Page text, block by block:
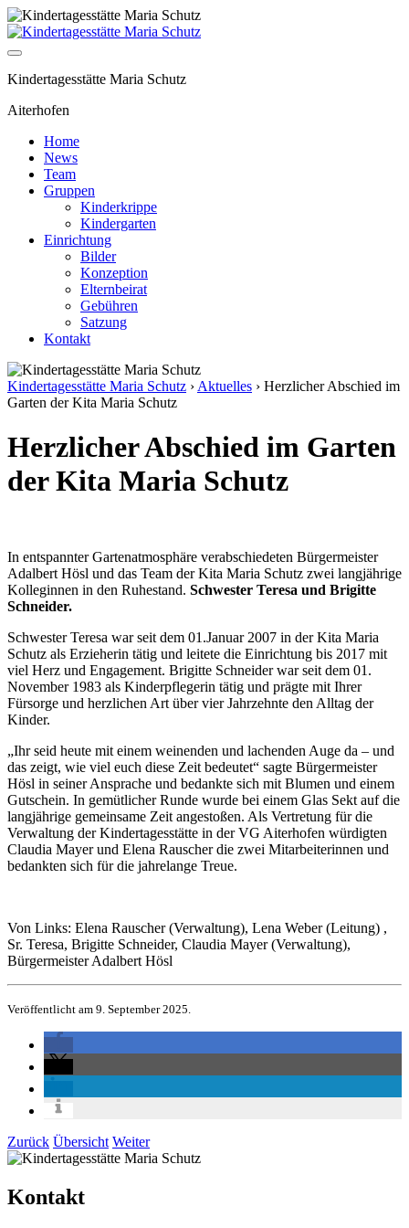
Kindertagesstätte Maria Schutz
Aiterhofen
Home
News
Team
Gruppen
Kinderkrippe
Kindergarten
Einrichtung
Bilder
Konzeption
Elternbeirat
Gebühren
Satzung
Kontakt
Kindertagesstätte Maria Schutz › Aktuelles › Herzlicher Abschied im
Garten der Kita Maria Schutz
Herzlicher Abschied im Garten
der Kita Maria Schutz
In entspannter Gartenatmosphäre verabschiedeten Bürgermeister
Adalbert Hösl und das Team der Kita Maria Schutz zwei langjährige
Kolleginnen in den Ruhestand. Schwester Teresa und Brigitte
Schneider.
Schwester Teresa war seit dem 01.Januar 2007 in der Kita Maria
Schutz als Erzieherin tätig und leitete die Einrichtung bis 2017 mit
viel Herz und Engagement. Brigitte Schneider war seit dem 01.
November 1983 als Kinderpflegerin tätig und prägte mit Ihrer
Fürsorge und herzlichen Art über vier Jahrzehnte den Alltag der
Kinder.
„Ihr seid heute mit einem weinenden und lachenden Auge da – und
das zeigt, wie viel euch diese Zeit bedeutet“ sagte Bürgermeister
Hösl in seiner Ansprache und bedankte sich mit Blumen und einem
Gutschein. In gemütlicher Runde wurde bei einem Glas Sekt auf die
langjährige gemeinsame Zeit angestoßen. Als Vertretung für die
Verwaltung der Kindertagesstätte in der VG Aiterhofen würdigten
Claudia Mayer und Elena Rauscher die zwei Mitarbeiterinnen und
bedankten sich für die jahrelange Treue.
Von Links: Elena Rauscher (Verwaltung), Lena Weber (Leitung) ,
Sr. Teresa, Brigitte Schneider, Claudia Mayer (Verwaltung),
Bürgermeister Adalbert Hösl
Veröffentlicht am 9. September 2025.
Zurück Übersicht Weiter
Kontakt